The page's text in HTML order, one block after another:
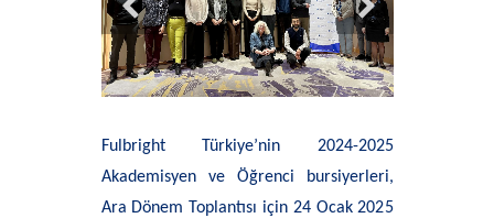
Fulbright Türkiye’nin 2024-2025
Akademisyen ve Öğrenci bursiyerleri,
Ara Dönem Toplantısı için 24 Ocak 2025